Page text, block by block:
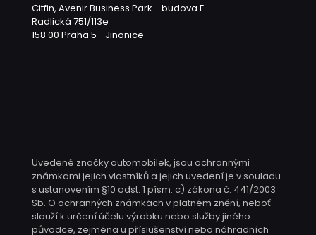
Citfin, Avenir Business Park - budova E
Radlická 751/113e
158 00 Praha 5 –Jinonice
Uvedené značky automobilek, jsou ochrannými
známkami jejich vlastníků a jejich uvedení je v souladu
s ustanovením §10 odst. 1 písm. c) zákona č. 441/2003
Sb. O ochranných známkách v platném znění, neboť
slouží k určení účelu výrobku nebo služby jiného
původce, zejména u příslušenství nebo náhradních